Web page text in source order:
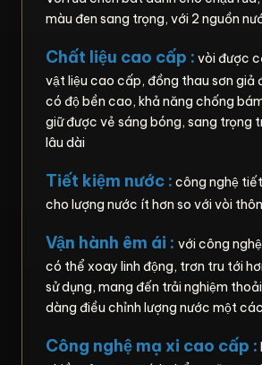
màu đen sang trọng, với 2 nguồn
Chất liệu cao cấp : vòi được
vật liệu cao cấp, đồng thau sơn giả
có độ bền cao, khả năng chống
giữ được vẻ sáng bóng, sang trọng
lâu dài
Tiết kiệm nước : công nghệ
cho lượng nước ít hơn so với vòi
Vận hành êm ái : với công
có thể xoay linh động, trơn tru tới
sử dụng, mang đến trải nghiệm
dàng điều chỉnh lượng nước một
Công nghệ mạ xi cao cấp :